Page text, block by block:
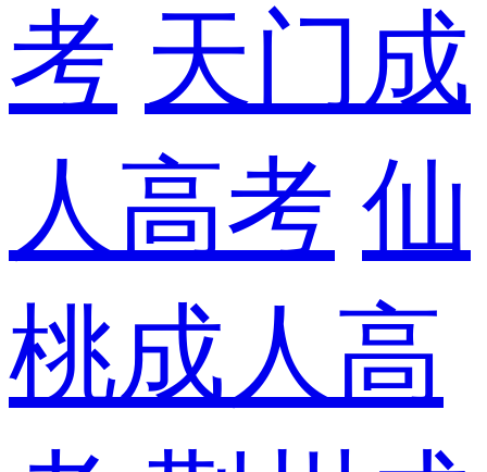
考 天门成
人高考 仙
桃成人高